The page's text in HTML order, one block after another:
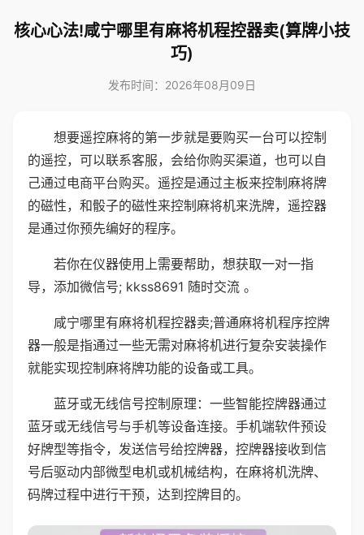
核心心法!咸宁哪里有麻将机程控器卖(算牌小技
巧)
发布时间：2026年08月09日
想要遥控麻将的第一步就是要购买一台可以控制
的遥控，可以联系客服，会给你购买渠道，也可以自
己通过电商平台购买。遥控是通过主板来控制麻将牌
的磁性，和骰子的磁性来控制麻将机来洗牌，遥控器
是通过你预先编好的程序。
若你在仪器使用上需要帮助，想获取一对一指
导，添加微信号; kkss8691 随时交流 。
咸宁哪里有麻将机程控器卖;普通麻将机程序控牌
器一般是指通过一些无需对麻将机进行复杂安装操作
就能实现控制麻将牌功能的设备或工具。
蓝牙或无线信号控制原理：一些智能控牌器通过
蓝牙或无线信号与手机等设备连接。手机端软件预设
好牌型等指令，发送信号给控牌器，控牌器接收到信
号后驱动内部微型电机或机械结构，在麻将机洗牌、
码牌过程中进行干预，达到控牌目的。